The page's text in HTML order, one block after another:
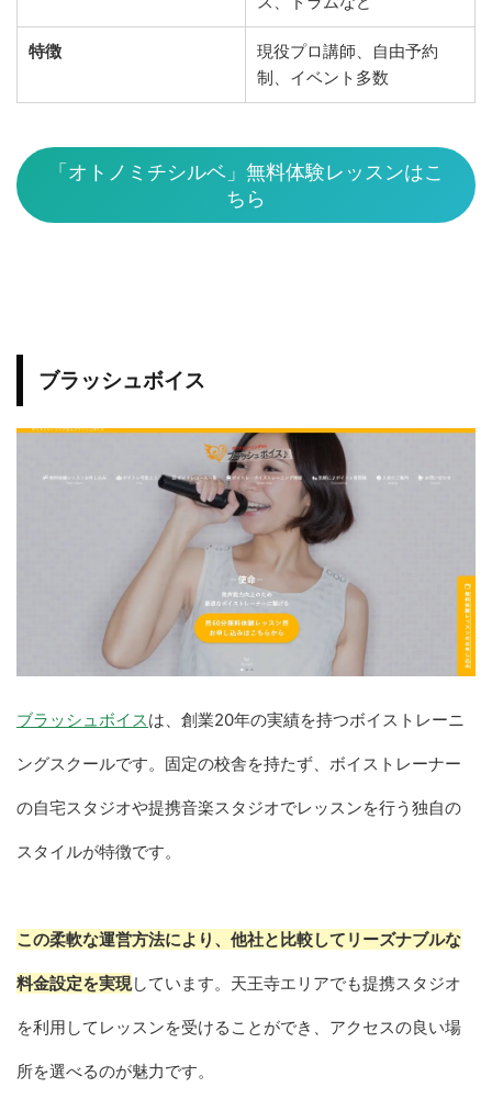
特徴
現役プロ講師、自由予約
制、イベント多数
「オトノミチシルベ」無料体験レッスンはこ
ちら
ブラッシュボイス
ブラッシュボイスは、創業20年の実績を持つボイストレーニ
ングスクールです。固定の校舎を持たず、ボイストレーナー
の自宅スタジオや提携音楽スタジオでレッスンを行う独自の
スタイルが特徴です。
この柔軟な運営方法により、他社と比較してリーズナブルな
料金設定を実現しています。天王寺エリアでも提携スタジオ
を利用してレッスンを受けることができ、アクセスの良い場
所を選べるのが魅力です。